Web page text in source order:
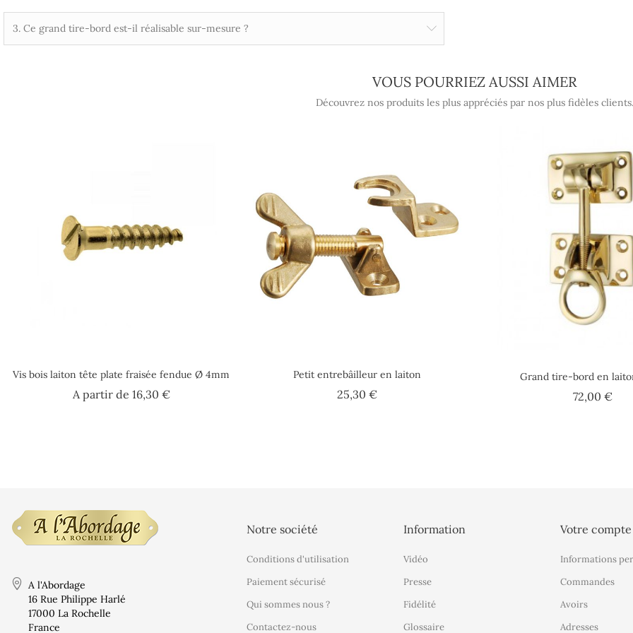
3. Ce grand tire-bord est-il réalisable sur-mesure ?
VOUS POURRIEZ AUSSI AIMER
Découvrez nos produits les plus appréciés par nos plus fidèles clients.
Vis bois laiton tête plate fraisée fendue Ø 4mm
A partir de 16,30 €Prix
Petit entrebâilleur en laiton
25,30 €Prix
Grand tire-bord en
72,00 €Prix
A l'Abordage
16 Rue Philippe Harlé
17000 La Rochelle
France
Notre société
Conditions d'utilisation
Paiement sécurisé
Qui sommes nous ?
Contactez-nous
Information
Vidéo
Presse
Fidélité
Glossaire
Votre compte
Informations
Commandes
Avoirs
Adresses